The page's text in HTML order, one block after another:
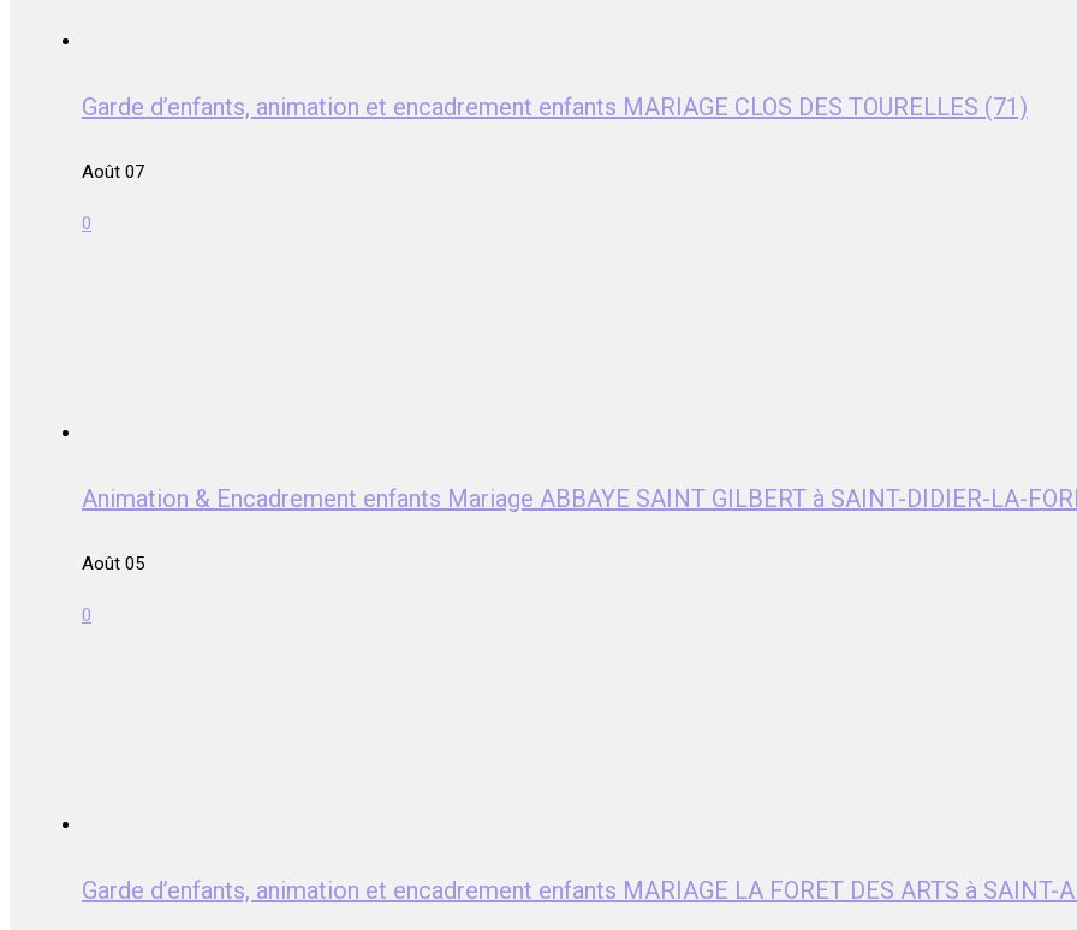
Garde d’enfants, animation et encadrement enfants MARIAGE CLOS DES TOURELLES (71)
Août 07
0
Animation & Encadrement enfants Mariage ABBAYE SAINT GILBERT à SAINT-DIDIER-LA-
Août 05
0
Garde d’enfants, animation et encadrement enfants MARIAGE LA FORET DES ARTS à SAINT-